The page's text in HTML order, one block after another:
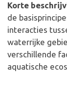
Korte
de
interacties
waterrijke
verschillende
aquatische